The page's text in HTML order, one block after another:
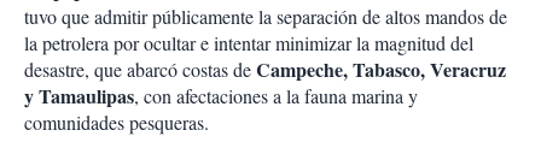
tuvo que admitir públicamente la separación de altos mandos de
la petrolera por ocultar e intentar minimizar la magnitud del
desastre, que abarcó costas deCampeche, Tabasco, Veracruz
y Tamaulipas, con afectaciones a la fauna marina y
comunidades pesqueras.